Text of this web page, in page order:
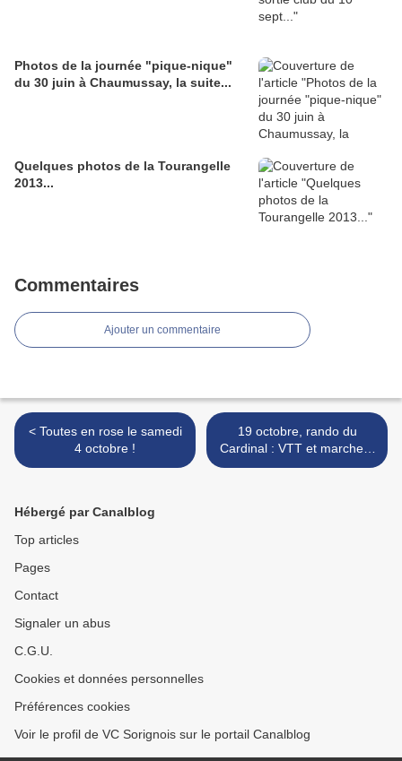
Photos de la journée "pique-nique"
du 30 juin à Chaumussay, la suite...
Quelques photos de la Tourangelle
2013...
Commentaires
Ajouter un commentaire
< Toutes en rose le samedi
4 octobre !
19 octobre, rando du
Cardinal : VTT et marche à
Richelieu >
Hébergé par Canalblog
Top articles
Pages
Contact
Signaler un abus
C.G.U.
Cookies et données personnelles
Préférences cookies
Voir le profil de VC Sorignois sur le portail Canalblog